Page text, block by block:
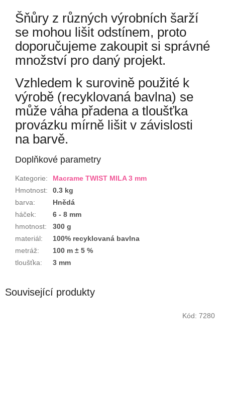
Šňůry z různých výrobních šarží
se mohou lišit odstínem, proto
doporučujeme zakoupit si správné
množství pro daný projekt.
Vzhledem k surovině použité k
výrobě (recyklovaná bavlna) se
může váha přadena a tloušťka
provázku mírně lišit v závislosti
na barvě.
Doplňkové parametry
Kategorie:
Macrame TWIST MILA 3 mm
Hmotnost:
0.3 kg
barva:
Hnědá
háček:
6 - 8 mm
hmotnost:
300 g
materiál:
100% recyklovaná bavlna
metráž:
100 m ± 5 %
tloušťka: 3 mm
Související produkty
Kód: 7280